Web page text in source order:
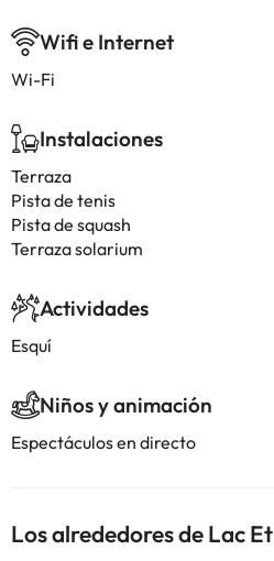
Wifi e Internet
Wi-Fi
Instalaciones
Terraza
Pista de tenis
Pista de squash
Terraza solarium
Actividades
Esquí
Niños y animación
Espectáculos en directo
Los alrededores de Lac